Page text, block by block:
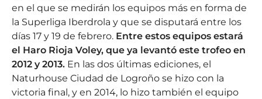
en el que se medirán los equipos más en forma de
la Superliga Iberdrola y que se disputará entre los
días 17 y 19 de febrero. Entre estos equipos estará
el Haro Rioja Voley, que ya levantó este trofeo en
2012 y 2013. En las dos últimas ediciones, el
Naturhouse Ciudad de Logroño se hizo con la
victoria final, y en 2014, lo hizo también el equipo